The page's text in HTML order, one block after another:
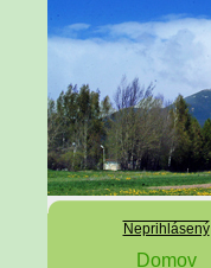
Neprihlásený
Domov